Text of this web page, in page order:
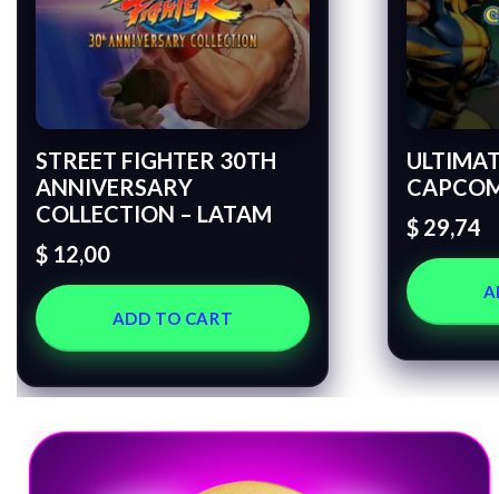
STREET FIGHTER 30TH
ANNIVERSARY
COLLECTION – LATAM
$ 12,00
ADD TO CART
$ 29,74